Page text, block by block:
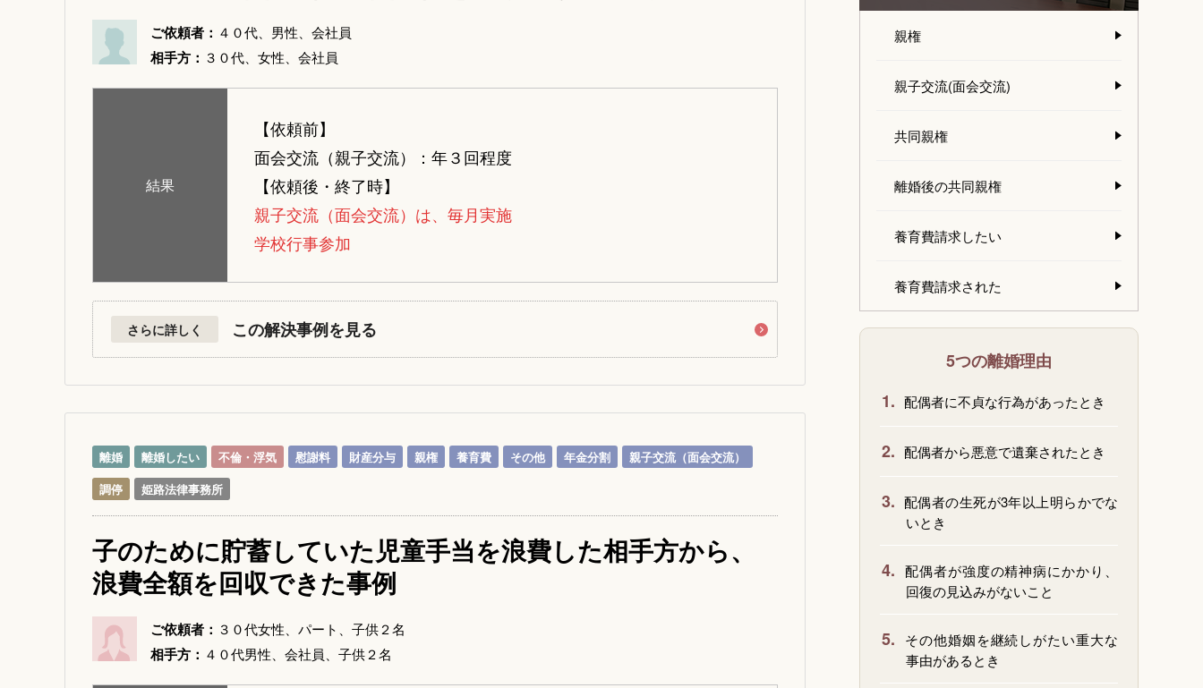
ご依頼者： ４０代、男性、会社員
相手方： ３０代、女性、会社員
結果
【依頼前】
面会交流（親子交流）：年３回程度
【依頼後・終了時】
親子交流（面会交流）は、毎月実施
学校行事参加
さらに詳しく この解決事例を見る
離婚 離婚したい 不倫・浮気 慰謝料 財産分与 親権 養育費 その他 年金分割
親子交流（面会交流）
調停
姫路法律事務所
子のために貯蓄していた児童手当を浪費した相手方から、
浪費全額を回収できた事例
ご依頼者： ３０代女性、パート、子供２名
相手方： ４０代男性、会社員、子供２名
親権
親子交流(面会交流)
共同親権
離婚後の共同親権
養育費請求したい
養育費請求された
5つの離婚理由
1. 配偶者に不貞な行為があったとき
2. 配偶者から悪意で遺棄されたとき
3. 配偶者の生死が3年以上明らかでな
いとき
4. 配偶者が強度の精神病にかかり、
回復の見込みがないこと
5.
その他婚姻を継続しがたい重大な
事由があるとき